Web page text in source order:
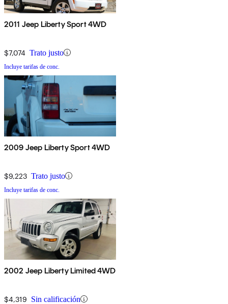
2011 Jeep Liberty Sport 4WD
$7,074 Trato justo
Incluye tarifas de conc.
2009 Jeep Liberty Sport 4WD
$9,223 Trato justo
Incluye tarifas de conc.
2002 Jeep Liberty Limited 4WD
$4,319 Sin calificación